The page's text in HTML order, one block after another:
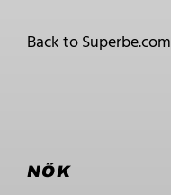
Back to Superbe.com
NŐK